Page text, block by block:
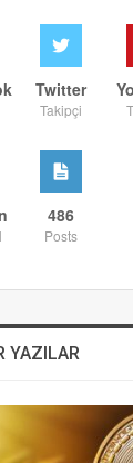
Twitter
Takipçi
486
Posts
YAZILAR